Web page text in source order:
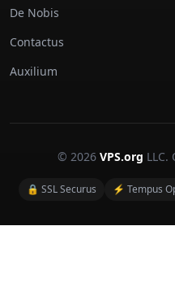
De Nobis
Contactus
Auxilium
© 2026 VPS.org
🔒 SSL Securus ⚡ Tempus